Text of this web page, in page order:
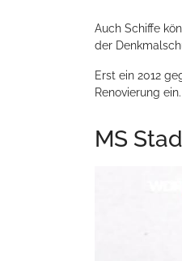
Auch Schiffe
der
Erst ein 2012
Renovierung
MS